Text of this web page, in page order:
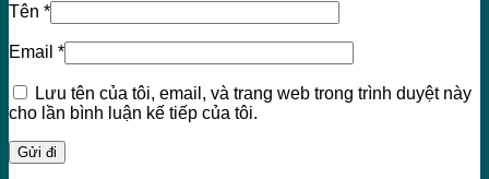
Tên *
Email *
Lưu tên của tôi, email, và trang web trong trình duyệt này
cho lần bình luận kế tiếp của tôi.